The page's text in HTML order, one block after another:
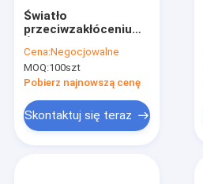
Światło
przeciwzakłóceniu
przeciwzakłóceniu
Czujnik ruchu
ON/OFF, obsługa
przełącznika i
konfiguracja zdalna
Cena:Negocjowalne
MOQ:100szt
Pobierz najnowszą cenę
Skontaktuj się teraz